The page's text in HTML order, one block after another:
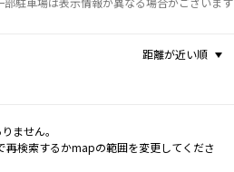
距離が近い順
ません。
再検索するかmapの範囲を変更してくださ